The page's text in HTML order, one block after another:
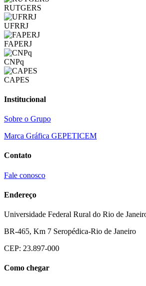
RUTGERS
UFRRJ
FAPERJ
CNPq
CAPES
Institucional
Sobre o Grupo
Marca Gráfica GEPETICEM
Contato
Fale conosco
Endereço
Universidade Federal Rural do Rio de
BR-465, Km 7 Seropédica-Rio de Janeiro
CEP: 23.897-000
Como chegar